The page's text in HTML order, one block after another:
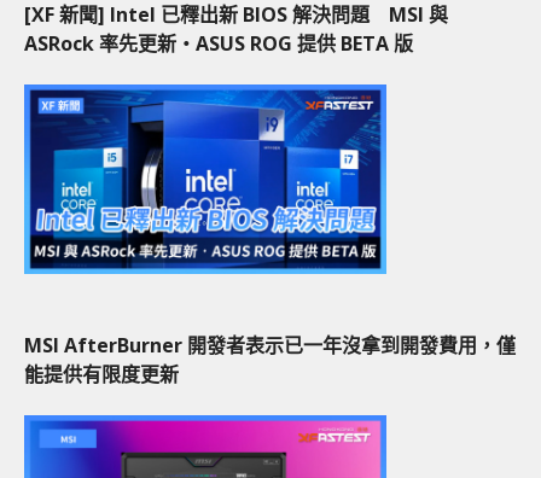
[XF 新聞] Intel 已釋出新 BIOS 解決問題 MSI 與
ASRock 率先更新‧ASUS ROG 提供 BETA 版
MSI AfterBurner 開發者表示已一年沒拿到開發費用，僅
能提供有限度更新